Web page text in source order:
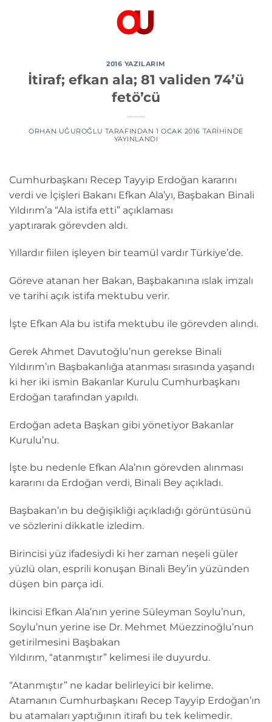
2016 YAZILARIM
İtiraf; efkan ala; 81 validen 74’ü
fetö’cü
ORHAN UĞUROĞLU TARAFINDAN 1 OCAK 2016 TARIHINDE
YAYINLANDI
Cumhurbaşkanı Recep Tayyip Erdoğan kararını
verdi ve İçişleri Bakanı Efkan Ala’yı, Başbakan Binali
Yıldırım’a “Ala istifa etti” açıklaması
yaptırarak görevden aldı.
Yıllardır fiilen işleyen bir teamül vardır Türkiye’de.
Göreve atanan her Bakan, Başbakanına ıslak imzalı
ve tarihi açık istifa mektubu verir.
İşte Efkan Ala bu istifa mektubu ile görevden alındı.
Gerek Ahmet Davutoğlu’nun gerekse Binali
Yıldırım’ın Başbakanlığa atanması sırasında yaşandı
ki her iki ismin Bakanlar Kurulu Cumhurbaşkanı
Erdoğan tarafından yapıldı.
Erdoğan adeta Başkan gibi yönetiyor Bakanlar
Kurulu’nu.
İşte bu nedenle Efkan Ala’nın görevden alınması
kararını da Erdoğan verdi, Binali Bey açıkladı.
Başbakan’ın bu değişikliği açıkladığı görüntüsünü
ve sözlerini dikkatle izledim.
Birincisi yüz ifadesiydi ki her zaman neşeli güler
yüzlü olan, esprili konuşan Binali Bey’in yüzünden
düşen bin parça idi.
İkincisi Efkan Ala’nın yerine Süleyman Soylu’nun,
Soylu’nun yerine ise Dr. Mehmet Müezzinoğlu’nun
getirilmesini Başbakan
Yıldırım, “atanmıştır” kelimesi ile duyurdu.
“Atanmıştır” ne kadar belirleyici bir kelime.
Atamanın Cumhurbaşkanı Recep Tayyip Erdoğan’ın
bu atamaları yaptığının itirafı bu tek kelimedir.